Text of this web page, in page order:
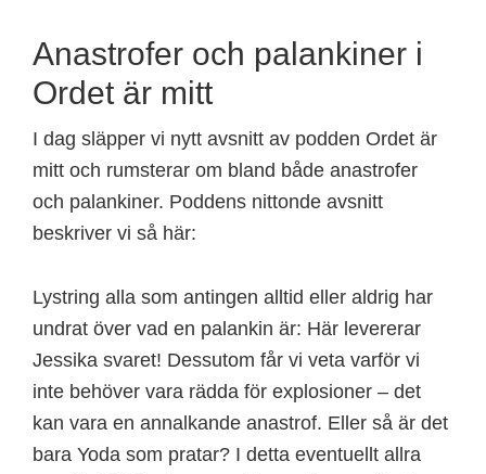
Anastrofer och palankiner i
Ordet är mitt
I dag släpper vi nytt avsnitt av podden Ordet är
mitt och rumsterar om bland både anastrofer
och palankiner. Poddens nittonde avsnitt
beskriver vi så här:
Lystring alla som antingen alltid eller aldrig har
undrat över vad en palankin är: Här levererar
Jessika svaret! Dessutom får vi veta varför vi
inte behöver vara rädda för explosioner – det
kan vara en annalkande anastrof. Eller så är det
bara Yoda som pratar? I detta eventuellt allra